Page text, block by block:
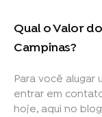
Qual o Valor
Campinas?
Para você alugar
entrar em
hoje, aqui no